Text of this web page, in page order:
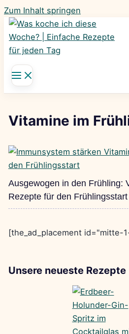
Zum Inhalt springen
Vitamine im
Ausgewogen in den Frühling:
Rezepte für den Frühlingsstart
[the_ad_placement id="mitte-
Unsere neueste Rezepte